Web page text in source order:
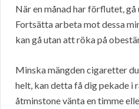
När en månad har förflutet,
Fortsätta arbeta mot dessa
kan gå utan att röka på
Minska mängden cigaretter
helt, kan detta få dig pekade i
åtminstone vänta en timme